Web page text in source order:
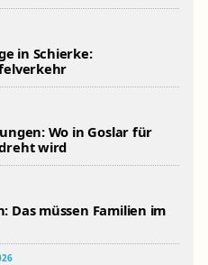
in Schierke:
Wo in Goslar für
wird
Das müssen Familien im